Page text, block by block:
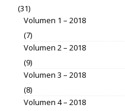
(31)
Volumen 1 – 2018
(7)
Volumen 2 – 2018
(9)
Volumen 3 – 2018
(8)
Volumen 4 – 2018